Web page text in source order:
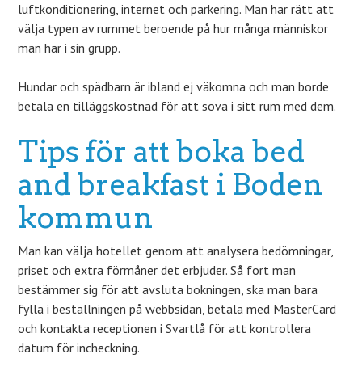
luftkonditionering, internet och parkering. Man har rätt att
välja typen av rummet beroende på hur många människor
man har i sin grupp.
Hundar och spädbarn är ibland ej väkomna och man borde
betala en tilläggskostnad för att sova i sitt rum med dem.
Tips för att boka bed
and breakfast i Boden
kommun
Man kan välja hotellet genom att analysera bedömningar,
priset och extra förmåner det erbjuder. Så fort man
bestämmer sig för att avsluta bokningen, ska man bara
fylla i beställningen på webbsidan, betala med MasterCard
och kontakta receptionen i Svartlå för att kontrollera
datum för incheckning.